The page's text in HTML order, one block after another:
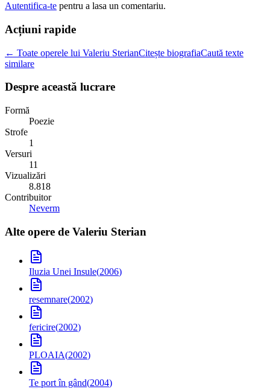
Autentifica-te pentru a lasa un comentariu.
Acțiuni rapide
← Toate operele lui Valeriu SterianCitește biografiaCaută texte
similare
Despre această lucrare
Formă
Poezie
Strofe
1
Versuri
11
Vizualizări
8.818
Contribuitor
Neverm
Alte opere de Valeriu Sterian
Iluzia Unei Insule(2006)
resemnare(2002)
fericire(2002)
PLOAIA(2002)
Te port în gând(2004)